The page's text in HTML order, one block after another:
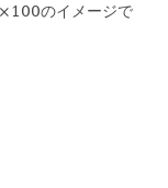
のイメージで